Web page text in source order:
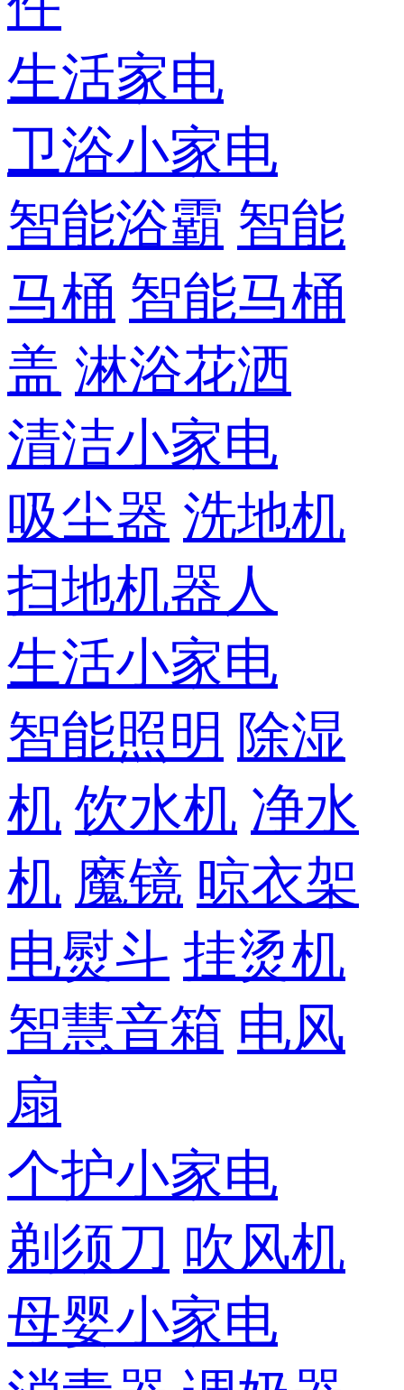
生活家电
卫浴小家电
智能浴霸 智能
马桶 智能马桶
盖 淋浴花洒
清洁小家电
吸尘器 洗地机
扫地机器人
生活小家电
智能照明 除湿
机 饮水机 净水
机 魔镜 晾衣架
电熨斗 挂烫机
智慧音箱 电风
扇
个护小家电
剃须刀 吹风机
母婴小家电